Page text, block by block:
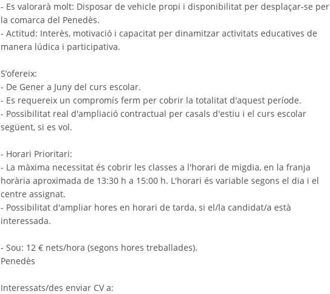
- Es valorarà molt: Disposar de vehicle propi i disponibilitat per desplaçar-se per
la comarca del Penedès.
- Actitud: Interès, motivació i capacitat per dinamitzar activitats educatives de
manera lúdica i participativa.
S’ofereix:
- De Gener a Juny del curs escolar.
- Es requereix un compromís ferm per cobrir la totalitat d'aquest període.
- Possibilitat real d'ampliació contractual per casals d'estiu i el curs escolar
següent, si es vol.
- Horari Prioritari:
- La màxima necessitat és cobrir les classes a l'horari de migdia, en la franja
horària aproximada de 13:30 h a 15:00 h. L'horari és variable segons el dia i el
centre assignat.
- Possibilitat d'ampliar hores en horari de tarda, si el/la candidat/a està
interessada.
- Sou: 12 € nets/hora (segons hores treballades).
Penedès
Interessats/des enviar CV a: